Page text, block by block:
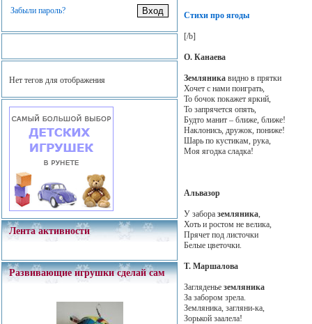
Забыли пароль?
Нет тегов для отображения
Лента активности
Развивающие игрушки сделай сам
Стихи про ягоды
[/b]
О. Канаева
Земляникавидно в прятки
Хочет с нами поиграть,
То бочок покажет яркий,
То запрячется опять,
Будто манит – ближе, ближе!
Наклонись, дружок, пониже!
Шарь по кустикам, рука,
Моя ягодка сладка!
Альвазор
У забора земляника,
Хоть и ростом не велика,
Прячет под листочки
Белые цветочки.
Т. Маршалова
Загляденье земляника
За забором зрела.
Земляника, загляни-ка,
Зорькой заалела!